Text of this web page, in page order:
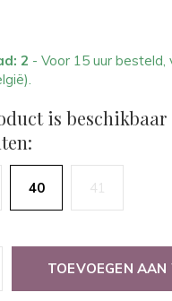
2 - Voor 15 uur
is beschikbaar
40 41
TOEVOEGEN